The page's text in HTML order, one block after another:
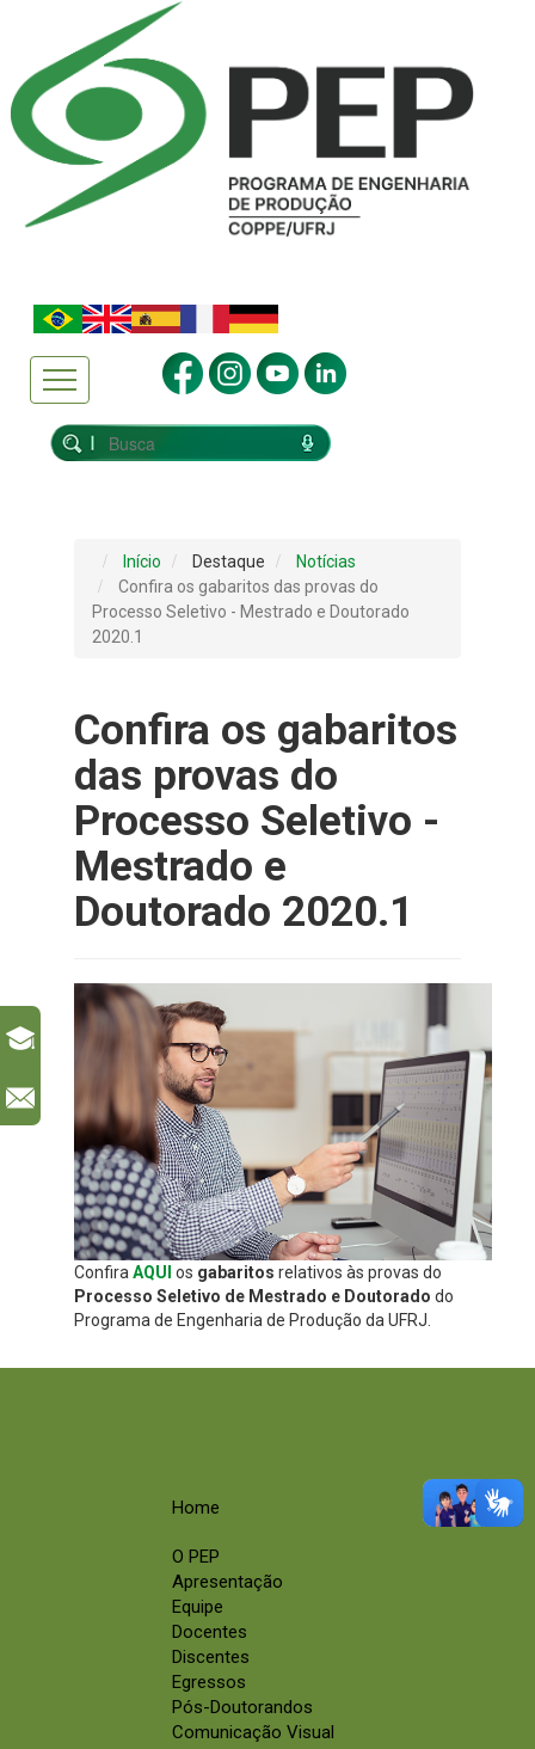
Início Destaque
Notícias
Confira os gabaritos das provas do
Processo Seletivo - Mestrado e Doutorado
2020.1
Confira os gabaritos
das provas do
Processo Seletivo -
Mestrado e
Doutorado 2020.1
ConfiraAQUI os gabaritos relativos às provas do
Processo Seletivo de Mestrado e Doutorado do
Programa de Engenharia de Produção da UFRJ.
Home
O PEP
Apresentação
Equipe
Docentes
Discentes
Egressos
Pós-Doutorandos
Comunicação Visual